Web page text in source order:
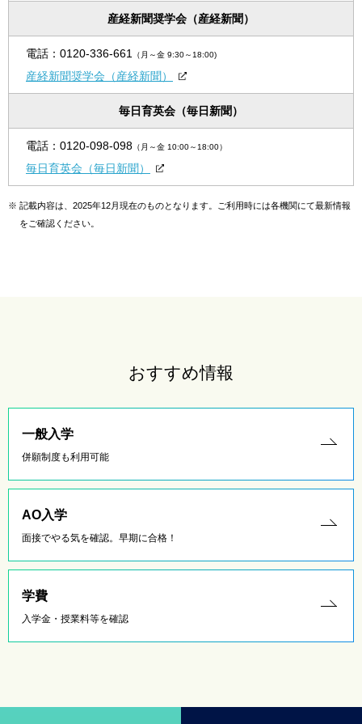
産経新聞奨学会（産経新聞）
電話： 0120-336-661 （月～金 9:30～18:00)
産経新聞奨学会（産経新聞）
毎日育英会（毎日新聞）
電話： 0120-098-098 （月～金 10:00～18:00）
毎日育英会（毎日新聞）
※ 記載内容は、2025年12月現在のものとなります。ご利用時には各機関にて最新情報
をご確認ください。
おすすめ情報
一般入学
併願制度も利用可能
AO入学
面接でやる気を確認。早期に合格！
学費
入学金・授業料等を確認